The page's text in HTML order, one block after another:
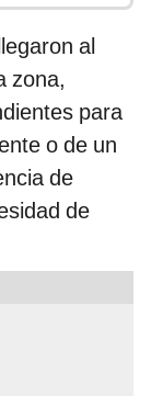
al
zona,
para
o de un
de
de